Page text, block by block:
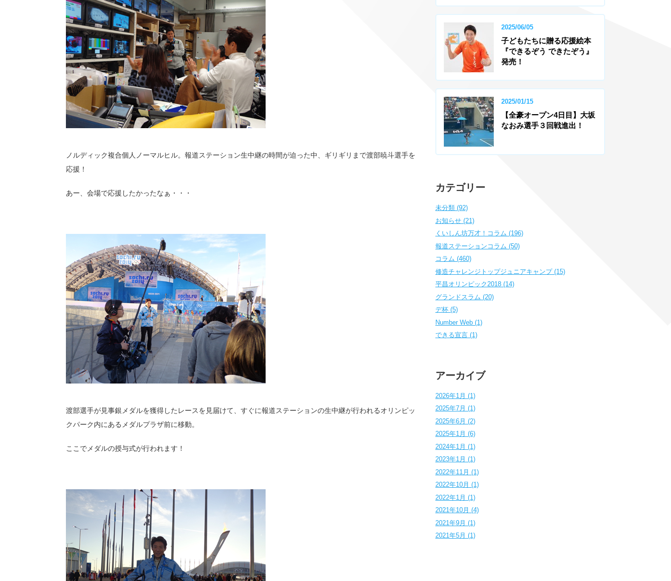
ノルディック複合個人ノーマルヒル。報道ステーション生中継の時間が迫った中、ギリギリまで渡部暁斗選手を
応援！
あー、会場で応援したかったなぁ・・・
渡部選手が見事銀メダルを獲得したレースを見届けて、すぐに報道ステーションの生中継が行われるオリンピッ
クパーク内にあるメダルプラザ前に移動。
ここでメダルの授与式が行われます！
2025/06/05
子どもたちに贈る応援絵本
『できるぞう できたぞう』
発売！
2025/01/15
【全豪オープン4日目】大坂
なおみ選手３回戦進出！
カテゴリー
未分類 (92)
お知らせ (21)
くいしん坊万才！コラム (196)
報道ステーションコラム (50)
コラム (460)
修造チャレンジトップジュニアキャンプ (15)
平昌オリンピック2018 (14)
グランドスラム (20)
デ杯 (5)
Number Web (1)
できる宣言 (1)
アーカイブ
2026年1月 (1)
2025年7月 (1)
2025年6月 (2)
2025年1月 (6)
2024年1月 (1)
2023年1月 (1)
2022年11月 (1)
2022年10月 (1)
2022年1月 (1)
2021年10月 (4)
2021年9月 (1)
2021年5月 (1)